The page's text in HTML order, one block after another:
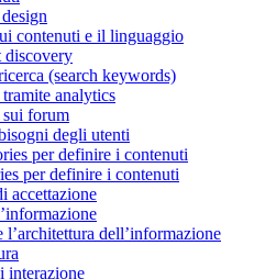
contenuti e il linguaggio
discovery
(search keywords)
analytics
forum
degli utenti
per definire i contenuti
per definire i contenuti
accettazione
dell’informazione
interazione